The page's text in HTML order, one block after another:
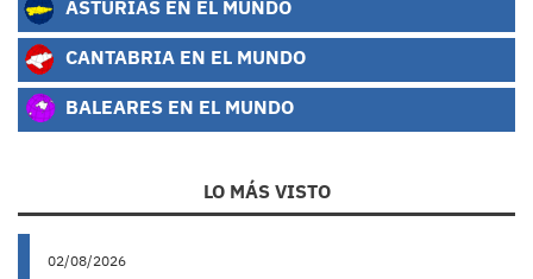
ASTURIAS EN EL MUNDO
CANTABRIA EN EL MUNDO
BALEARES EN EL MUNDO
LO MÁS VISTO
02/08/2026